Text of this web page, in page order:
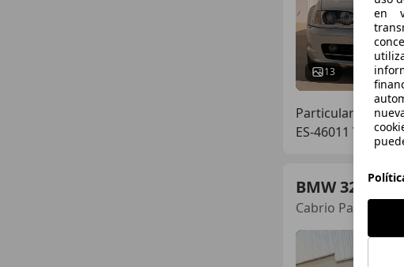
13
Particular
ES-46011 València
BMW 325
Cabrio Paquete
en